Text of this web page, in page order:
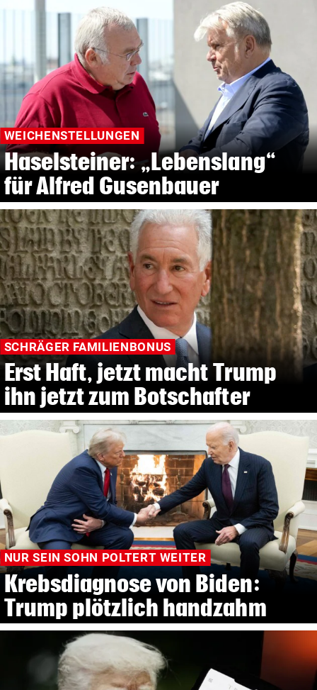
WEICHENSTELLUNGEN
Haselsteiner: „Lebenslang“
für Alfred Gusenbauer
SCHRÄGER FAMILIENBONUS
Erst Haft, jetzt macht Trump
ihn jetzt zum Botschafter
NUR SEIN SOHN POLTERT WEITER
Krebsdiagnose von Biden:
Trump plötzlich handzahm